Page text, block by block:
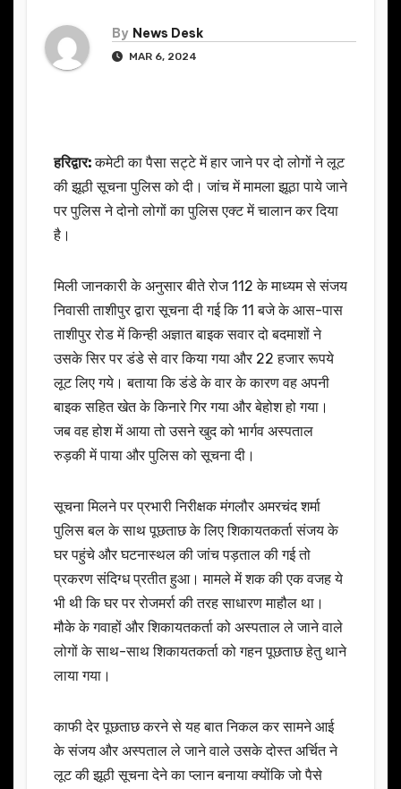
By News Desk
MAR 6, 2024
हरिद्वार:कमेटी का पैसा सट्टे में हार जाने पर दो लोगों ने लूट
की झूठी सूचना पुलिस को दी। जांच में मामला झूठा पाये जाने
पर पुलिस ने दोनो लोगों का पुलिस एक्ट में चालान कर दिया
है।
मिली जानकारी के अनुसार बीते रोज 112 के माध्यम से संजय
निवासी ताशीपुर द्वारा सूचना दी गई कि 11 बजे के आस-पास
ताशीपुर रोड में किन्ही अज्ञात बाइक सवार दो बदमाशों ने
उसके सिर पर डंडे से वार किया गया और 22 हजार रूपये
लूट लिए गये। बताया कि डंडे के वार के कारण वह अपनी
बाइक सहित खेत के किनारे गिर गया और बेहोश हो गया।
जब वह होश में आया तो उसने खुद को भार्गव अस्पताल
रुड़की में पाया और पुलिस को सूचना दी।
सूचना मिलने पर प्रभारी निरीक्षक मंगलौर अमरचंद शर्मा
पुलिस बल के साथ पूछताछ के लिए शिकायतकर्ता संजय के
घर पहुंचे और घटनास्थल की जांच पड़ताल की गई तो
प्रकरण संदिग्ध प्रतीत हुआ। मामले में शक की एक वजह ये
भी थी कि घर पर रोजमर्रा की तरह साधारण माहौल था।
मौके के गवाहों और शिकायतकर्ता को अस्पताल ले जाने वाले
लोगों के साथ-साथ शिकायतकर्ता को गहन पूछताछ हेतु थाने
लाया गया।
काफी देर पूछताछ करने से यह बात निकल कर सामने आई
के संजय और अस्पताल ले जाने वाले उसके दोस्त अर्चित ने
लूट की झूठी सूचना देने का प्लान बनाया क्योंकि जो पैसे